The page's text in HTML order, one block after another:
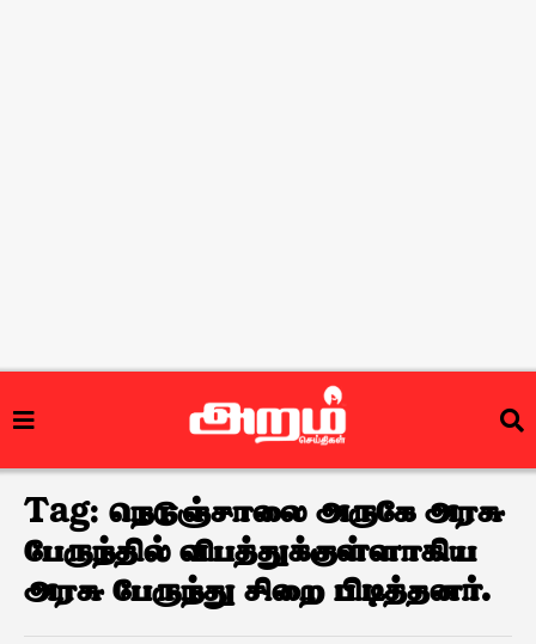
Tag: நெடுஞ்சாலை அருகே அரசு
பேருந்தில் விபத்துக்குள்ளாகிய
அரசு பேருந்து சிறை பிடித்தனர்.